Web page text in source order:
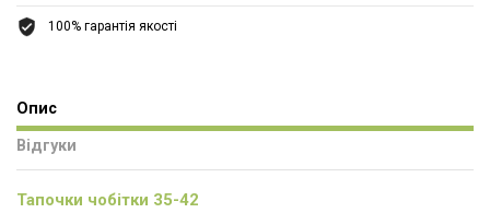
100% гарантія якості
Опис
Відгуки
Тапочки чобітки 35-42